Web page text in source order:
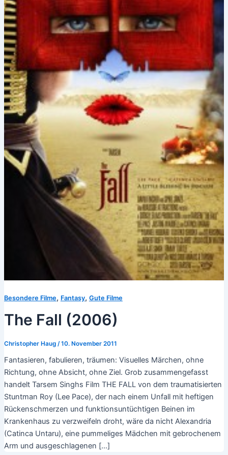
Besondere Filme, Fantasy, Gute Filme
The Fall (2006)
Christopher Haug /10. November 2011
Fantasieren, fabulieren, träumen: Visuelles Märchen, ohne
Richtung, ohne Absicht, ohne Ziel. Grob zusammengefasst
handelt Tarsem Singhs Film THE FALL von dem traumatisierten
Stuntman Roy (Lee Pace), der nach einem Unfall mit heftigen
Rückenschmerzen und funktionsuntüchtigen Beinen im
Krankenhaus zu verzweifeln droht, wäre da nicht Alexandria
(Catinca Untaru), eine pummeliges Mädchen mit gebrochenem
Arm und ausgeschlagenen […]